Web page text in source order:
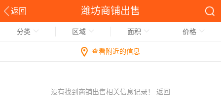
返回 潍坊商铺出售
分类 区域 面积 价格
查看附近的信息
没有找到商铺出售相关信息记录！ 返回